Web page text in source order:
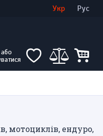
Укр Рус
або
мотоциклів, ендуро,